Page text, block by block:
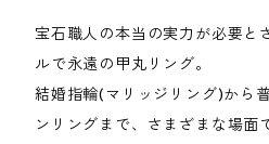
宝石職人の本当の実力が必要と
ルで永遠の甲丸リング。
結婚指輪(マリッジリング)から
ンリングまで、さまざまな場面